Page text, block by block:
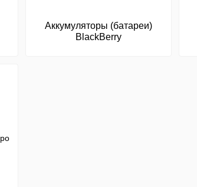
Аккумуляторы (батареи)
BlackBerry